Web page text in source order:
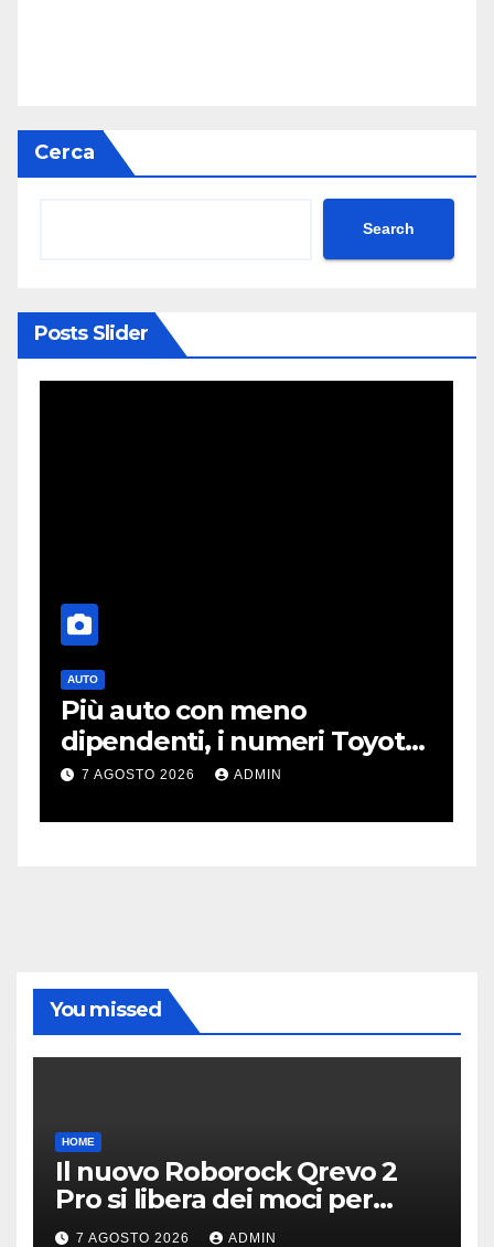
Cerca
Search
Posts Slider
AUTO
Più auto con meno
dipendenti, i numeri Toyota
che “scuotono” Volkswagen
7 AGOSTO 2026 ADMIN
You missed
HOME
Il nuovo Roborock Qrevo 2
Pro si libera dei moci per
pulire i tappeti | PREZZO
7 AGOSTO 2026 ADMIN